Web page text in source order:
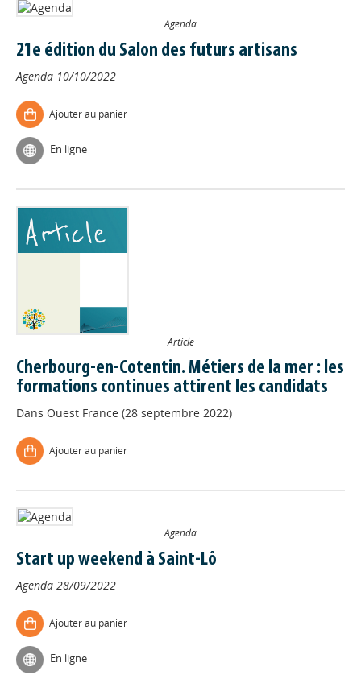
Agenda
21e édition du Salon des futurs artisans
Agenda 10/10/2022
Ajouter au panier
En ligne
Article
Cherbourg-en-Cotentin. Métiers de la mer : les
formations continues attirent les candidats
Dans Ouest France (28 septembre 2022)
Ajouter au panier
Agenda
Start up weekend à Saint-Lô
Agenda 28/09/2022
Ajouter au panier
En ligne